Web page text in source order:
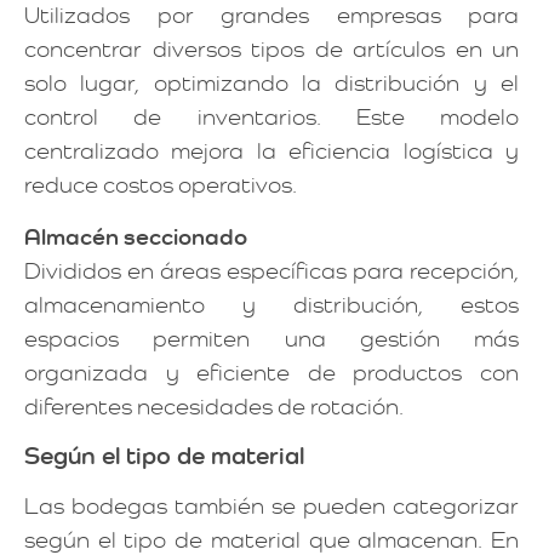
Utilizados por grandes empresas para
concentrar diversos tipos de artículos en un
solo lugar, optimizando la distribución y el
control de inventarios. Este modelo
centralizado mejora la eficiencia logística y
reduce costos operativos.
Almacén seccionado
Divididos en áreas específicas para recepción,
almacenamiento y distribución, estos
espacios permiten una gestión más
organizada y eficiente de productos con
diferentes necesidades de rotación.
Según el tipo de material
Las bodegas también se pueden categorizar
según el tipo de material que almacenan. En